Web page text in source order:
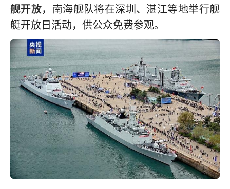
舰开放，南海舰队将在深圳、湛江等地举行舰
艇开放日活动，供公众免费参观。